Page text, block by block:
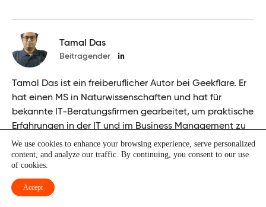
Tamal Das
Beitragender
Tamal Das ist ein freiberuflicher Autor bei Geekflare. Er
hat einen MS in Naturwissenschaften und hat für
bekannte IT-Beratungsfirmen gearbeitet, um praktische
Erfahrungen in der IT und im Business Management zu
sammeln.
War dies hilfreich?
We use cookies to enhance your browsing experience, serve personalized
content, and analyze our traffic. By continuing, you consent to our use
of cookies.
Accept